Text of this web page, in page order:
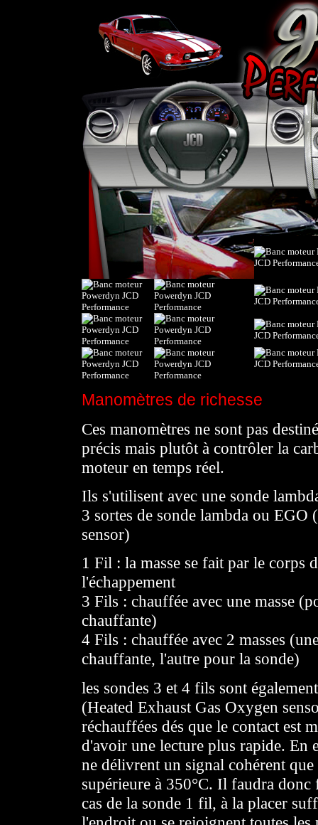
Manomètres de richesse
Ces manomètres ne sont pas
précis mais plutôt à contrôler la
moteur en temps réel.
Ils s'utilisent avec une sonde
3 sortes de sonde lambda ou EGO
sensor)
1 Fil : la masse se fait par le corps
l'échappement
3 Fils : chauffée avec une masse
chauffante)
4 Fils : chauffée avec 2 masses
chauffante, l'autre pour la sonde)
les sondes 3 et 4 fils sont
(Heated Exhaust Gas Oxygen
réchauffées dés que le contact est
d'avoir une lecture plus rapide. En
ne délivrent un signal cohérent
supérieure à 350°C. Il faudra donc
cas de la sonde 1 fil, à la placer